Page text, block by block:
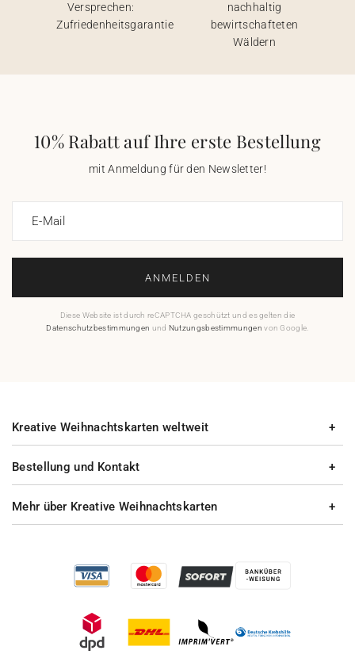
Versprechen:
Zufriedenheitsgarantie
nachhaltig
bewirtschafteten
Wäldern
10% Rabatt auf Ihre erste Bestellung
mit Anmeldung für den Newsletter!
E-Mail
ANMELDEN
Diese Website ist durch reCAPTCHA geschützt und es gelten die
Datenschutzbestimmungen und Nutzungsbestimmungen von Google.
Bestellung und Kontakt
Mehr über Kreative Weihnachtskarten
Kreative Weihnachtskarten weltweit